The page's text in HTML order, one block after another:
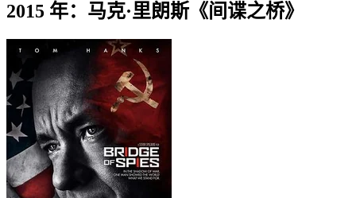
2015 年：马克·里朗斯《间谍之桥》